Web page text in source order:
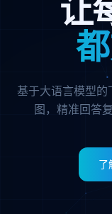
让
基于大语言模型的
图，精准回答
了